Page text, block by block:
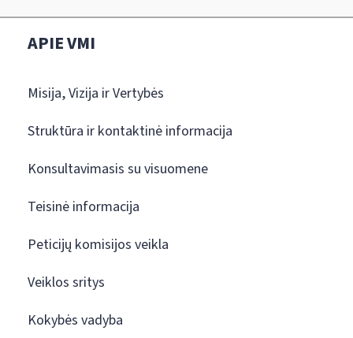
APIE VMI
Misija, Vizija ir Vertybės
Struktūra ir kontaktinė informacija
Konsultavimasis su visuomene
Teisinė informacija
Peticijų komisijos veikla
Veiklos sritys
Kokybės vadyba